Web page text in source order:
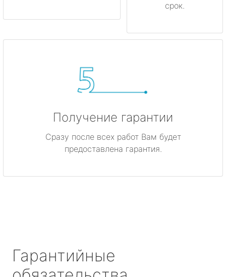
срок.
Получение гарантии
Сразу после всех работ Вам будет
предоставлена гарантия.
Гарантийные